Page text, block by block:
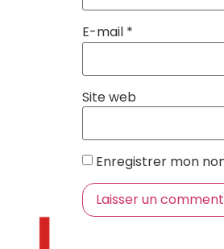
E-mail *
Site web
Enregistrer mon